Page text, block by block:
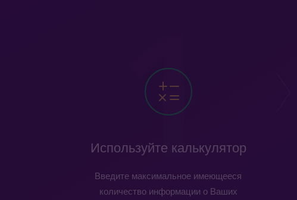
Используйте калькулятор
Введите максимальное имеющееся
количество информации о Ваших